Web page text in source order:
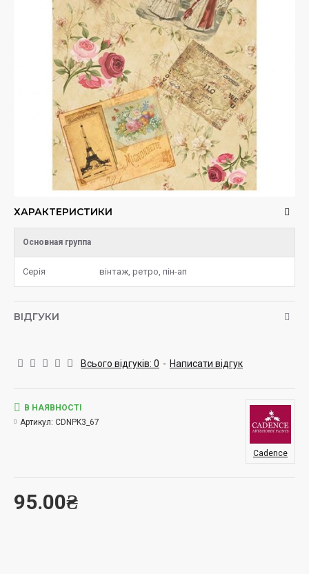
ХАРАКТЕРИСТИКИ
Основная группа
Серія вінтаж, ретро, пін-ап
ВІДГУКИ
Всього відгуків: 0 - Написати відгук
95.00₴
В НАЯВНОСТІ
Артикул: CDNPK3_67
Cadence